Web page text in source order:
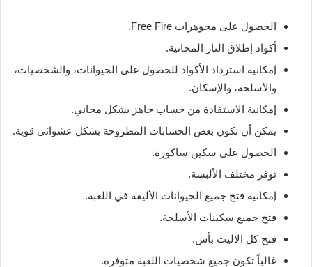
الحصول على مجوهرات Free Fire.
أكواد إطلاق النار المجانية.
إمكانية استرداد الأكواد للحصول على الحيوانات، والشخصيات،
والأسلحة، والإسكان.
إمكانية الاستفادة من حساب جاهز بشكل مجاني.
يمكن أن تكون بعض الحسابات المطروحة بشكل عشوائي قوية.
الحصول على سكين ساكورة.
توفر مختلف الألبسة.
إمكانية فتح جميع الحيوانات الأليفة في اللعبة.
فتح جميع سكينات الأسلحة.
فتح كل الاليت بأس.
غالباً تكون جميع شخصيات اللعبة متوفرة.